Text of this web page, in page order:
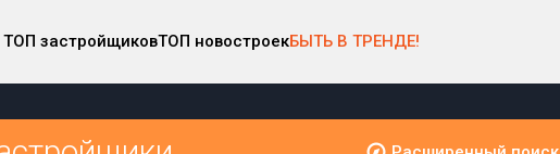
ТОП застройщиковТОП новостроекБЫТЬ В ТРЕНДЕ!